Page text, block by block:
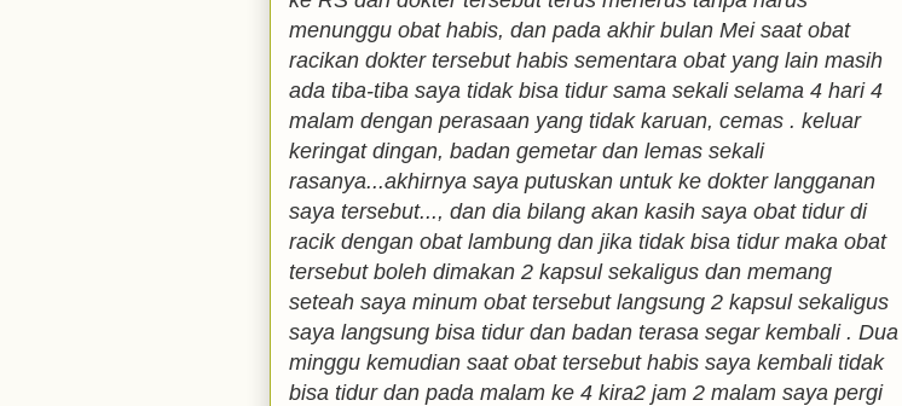
menunggu obat habis, dan pada akhir bulan Mei saat obat
racikan dokter tersebut habis sementara obat yang lain masih
ada tiba-tiba saya tidak bisa tidur sama sekali selama 4 hari 4
malam dengan perasaan yang tidak karuan, cemas . keluar
keringat dingan, badan gemetar dan lemas sekali
rasanya...akhirnya saya putuskan untuk ke dokter langganan
saya tersebut..., dan dia bilang akan kasih saya obat tidur di
racik dengan obat lambung dan jika tidak bisa tidur maka obat
tersebut boleh dimakan 2 kapsul sekaligus dan memang
seteah saya minum obat tersebut langsung 2 kapsul sekaligus
saya langsung bisa tidur dan badan terasa segar kembali . Dua
minggu kemudian saat obat tersebut habis saya kembali tidak
bisa tidur dan pada malam ke 4 kira2 jam 2 malam saya pergi